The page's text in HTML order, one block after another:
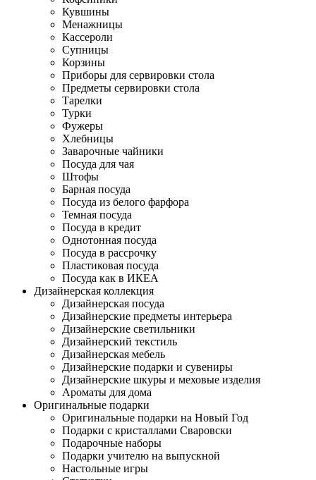
Кувшины
Менажницы
Кассероли
Супницы
Корзины
Приборы для сервировки стола
Предметы сервировки стола
Тарелки
Турки
Фужеры
Хлебницы
Заварочные чайники
Посуда для чая
Штофы
Барная посуда
Посуда из белого фарфора
Темная посуда
Посуда в кредит
Однотонная посуда
Посуда в рассрочку
Пластиковая посуда
Посуда как в ИКЕА
Дизайнерская коллекция
Дизайнерская посуда
Дизайнерские предметы интерьера
Дизайнерские светильники
Дизайнерский текстиль
Дизайнерская мебель
Дизайнерские подарки и сувениры
Дизайнерские шкуры и меховые изделия
Ароматы для дома
Оригинальные подарки
Оригинальные подарки на Новый Год
Подарки с кристаллами Сваровски
Подарочные наборы
Подарки учителю на выпускной
Настольные игры